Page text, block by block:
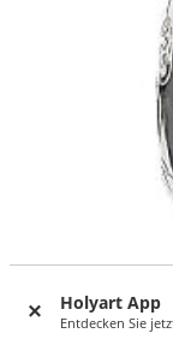
Holyart App
Entdecken Sie